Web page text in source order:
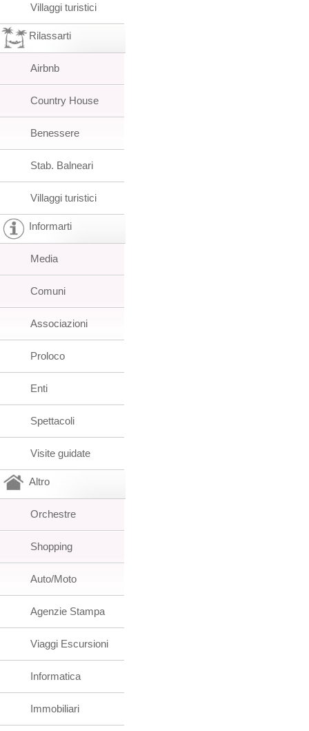
Villaggi turistici
Rilassarti
Airbnb
Country House
Benessere
Stab. Balneari
Villaggi turistici
Informarti
Media
Comuni
Associazioni
Proloco
Enti
Spettacoli
Visite guidate
Altro
Orchestre
Shopping
Auto/Moto
Agenzie Stampa
Viaggi Escursioni
Informatica
Immobiliari